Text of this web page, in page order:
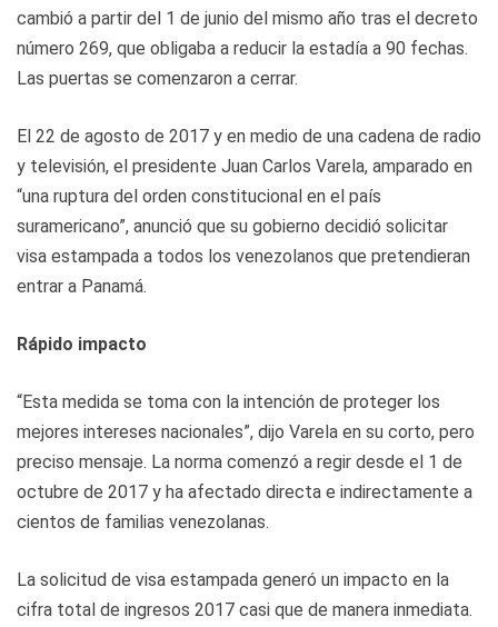
cambió a partir del 1 de junio del mismo año tras el decreto
número 269, que obligaba a reducir la estadía a 90 fechas.
Las puertas se comenzaron a cerrar.
El 22 de agosto de 2017 y en medio de una cadena de radio
y televisión, el presidente Juan Carlos Varela, amparado en
“una ruptura del orden constitucional en el país
suramericano”, anunció que su gobierno decidió solicitar
visa estampada a todos los venezolanos que pretendieran
entrar a Panamá.
Rápido impacto
“Esta medida se toma con la intención de proteger los
mejores intereses nacionales”, dijo Varela en su corto, pero
preciso mensaje. La norma comenzó a regir desde el 1 de
octubre de 2017 y ha afectado directa e indirectamente a
cientos de familias venezolanas.
La solicitud de visa estampada generó un impacto en la
cifra total de ingresos 2017 casi que de manera inmediata.